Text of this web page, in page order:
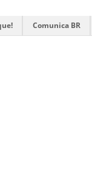
Comunica BR